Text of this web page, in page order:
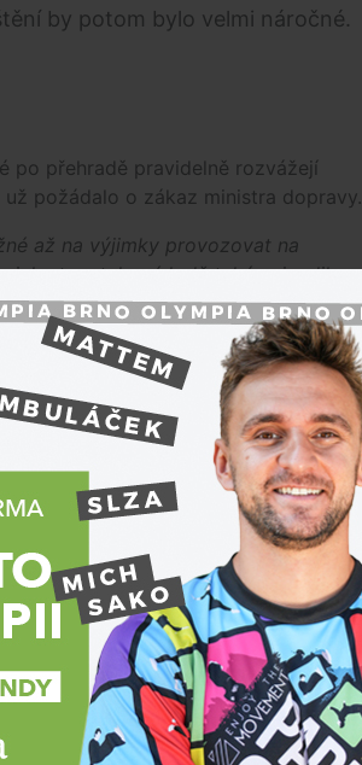
by potom bylo velmi náročné.
po přehradě pravidelně rozvážejí
požádalo o zákaz ministra dopravy.
až na výjimky provozovat na
tam takové lodě také nejezdily.
motory,“uvedl náměstek primátora
aerační věže. Slouží k
tak okysličenou vodu, která je
ještě další problémy a zvýšily by
její platnosti zatím nelze
děje kolem tebe?